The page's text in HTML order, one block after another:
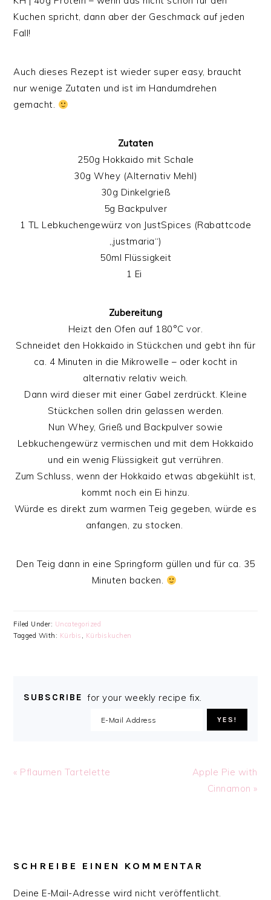
Kuchen spricht, dann aber der Geschmack auf jeden
Fall!
Auch dieses Rezept ist wieder super easy, braucht
nur wenige Zutaten und ist im Handumdrehen
gemacht.
Zutaten
250g Hokkaido mit Schale
30g Whey (Alternativ Mehl)
30g Dinkelgrieß
5g Backpulver
1 TL Lebkuchengewürz von JustSpices (Rabattcode
„justmaria“)
50ml Flüssigkeit
1 Ei
Zubereitung
Heizt den Ofen auf 180°C vor.
Schneidet den Hokkaido in Stückchen und gebt ihn für
ca. 4 Minuten in die Mikrowelle – oder kocht in
alternativ relativ weich.
Dann wird dieser mit einer Gabel zerdrückt. Kleine
Stückchen sollen drin gelassen werden.
Nun Whey, Grieß und Backpulver sowie
Lebkuchengewürz vermischen und mit dem Hokkaido
und ein wenig Flüssigkeit gut verrühren.
Zum Schluss, wenn der Hokkaido etwas abgekühlt ist,
kommt noch ein Ei hinzu.
Würde es direkt zum warmen Teig gegeben, würde es
anfangen, zu stocken.
Den Teig dann in eine Springform güllen und für ca. 35
Minuten backen.
Filed Under: Uncategorized
Tagged With: Kürbis , Kürbiskuchen
SUBSCRIBE for your weekly recipe fix.
Previous
« Pflaumen Tartelette
Next
Post:
Apple Pie with
Cinnamon »
SCHREIBE EINEN KOMMENTAR
Deine E-Mail-Adresse wird nicht veröffentlicht.